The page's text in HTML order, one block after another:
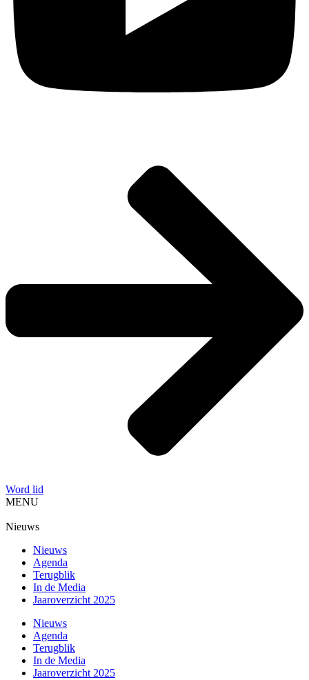
Word lid
MENU
Nieuws
Nieuws
Agenda
Terugblik
In de Media
Jaaroverzicht 2025
Nieuws
Agenda
Terugblik
In de Media
Jaaroverzicht 2025